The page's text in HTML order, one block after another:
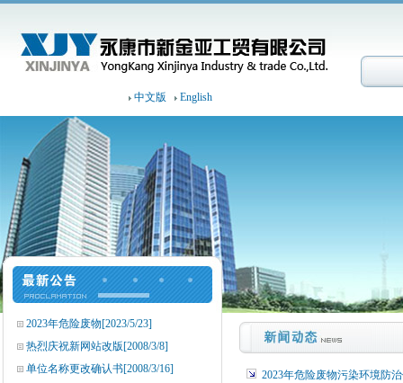
中文版 English
2023年危险废物[2023/5/23]
热烈庆祝新网站改版[2008/3/8]
单位名称更改确认书[2008/3/16]
2023年危险废物污染环境防